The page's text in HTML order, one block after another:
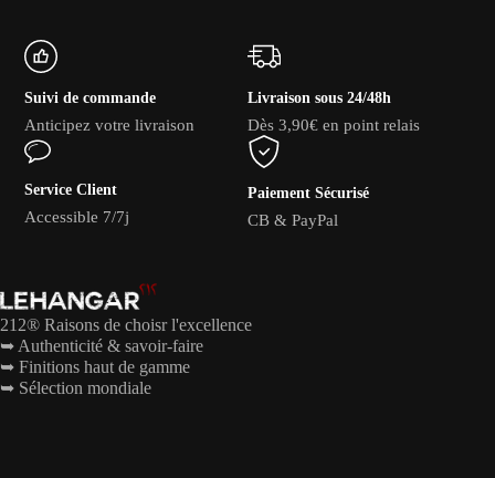
Suivi de commande
Anticipez votre livraison
Livraison sous 24/48h
Dès 3,90€ en point relais
Service Client
Accessible 7/7j
Paiement Sécurisé
CB & PayPal
212® Raisons de choisr l'excellence
➥ Authenticité & savoir-faire
➥ Finitions haut de gamme
➥ Sélection mondiale